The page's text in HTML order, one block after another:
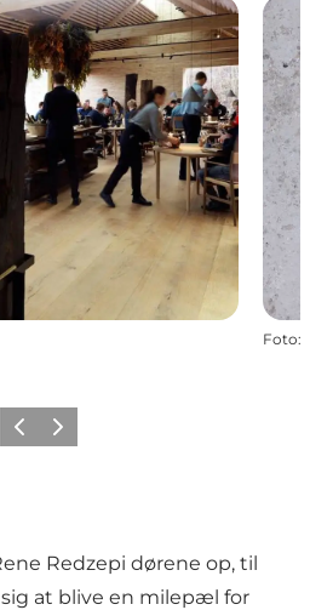
Foto:
ForrigeNæste
Redzepi dørene op, til
at blive en milepæl for